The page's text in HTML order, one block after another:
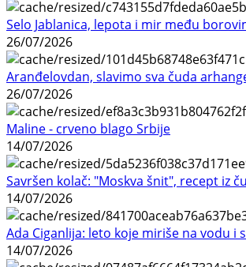
Selo Jablanica, lepota i mir među
26/07/2026
Aranđelovdan, slavimo sva čuda
26/07/2026
Maline - crveno blago Srbije
14/07/2026
Savršen kolač: "Moskva šnit", recept iz
14/07/2026
Ada Ciganlija: leto koje miriše na vodu i
14/07/2026